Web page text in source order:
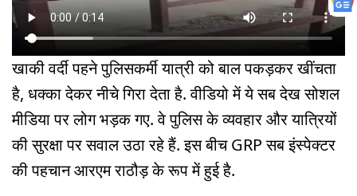
खाकी वर्दी पहने पुलिसकर्मी यात्री को बाल पकड़कर खींचता
है, धक्का देकर नीचे गिरा देता है. वीडियो में ये सब देख सोशल
मीडिया पर लोग भड़क गए. वे पुलिस के व्यवहार और यात्रियों
की सुरक्षा पर सवाल उठा रहे हैं. इस बीच GRP सब इंस्पेक्टर
की पहचान आरएम राठौड़ के रूप में हुई है.